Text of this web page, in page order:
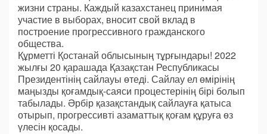
жизни страны. Каждый казахстанец принимая
участие в выборах, вносит свой вклад в
построение прогрессивного гражданского
общества.
Құрметті Қостанай облысының тұрғындары! 2022
жылғы 20 қарашада Қазақстан Республикасы
Президентінің сайлауы өтеді. Сайлау ел өмірінің
маңызды қоғамдық-саяси процестерінің бірі болып
табылады. Әрбір қазақстандық сайлауға қатыса
отырып, прогрессивті азаматтық қоғам құруға өз
үлесін қосады.